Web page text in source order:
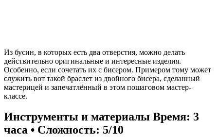
Из бусин, в которых есть два отверстия, можно делать
действительно оригинальные и интересные изделия.
Особенно, если сочетать их с бисером. Примером тому может
служить вот такой браслет из двойного бисера, сделанный
мастерицей и запечатлённый в этом пошаговом мастер-
классе.
Инструменты и материалы Время: 3
часа • Сложность: 5/10